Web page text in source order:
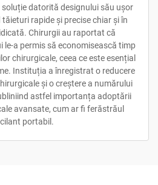
datorită designului său ușor
rapide și precise chiar și în
Chirurgii au raportat că
a permis să economisească timp
chirurgicale, ceea ce este esențial
Instituția a înregistrat o reducere
și o creștere a numărului
astfel importanța adoptării
avansate, cum ar fi ferăstrăul
portabil.